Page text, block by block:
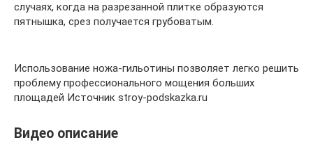
случаях, когда на разрезанной плитке образуются
пятнышка, срез получается грубоватым.
Использование ножа-гильотины позволяет легко решить
проблему профессионального мощения больших
площадей Источник stroy-podskazka.ru
Видео описание